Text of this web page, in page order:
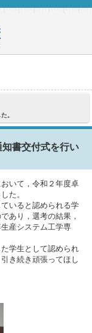
。
書交付式を行い
いて，令和２年度卓
た。
いると認められる学
あり，選考の結果，
産システム工学専
学生として認められ
き続き頑張ってほし